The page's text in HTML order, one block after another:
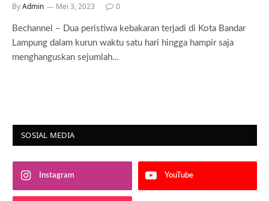
ByAdmin Mei 3, 2023 0
Bechannel – Dua peristiwa kebakaran terjadi di Kota Bandar
Lampung dalam kurun waktu satu hari hingga hampir saja
menghanguskan sejumlah…
SOSIAL MEDIA
Instagram YouTube